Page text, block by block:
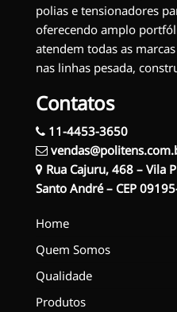
polias e tensionadores
oferecendo amplo
atendem todas as
nas linhas pesada,
Contatos
11-4453-3650
Rua Cajuru, 468 – Vila
Santo André – CEP
Home
Quem Somos
Qualidade
Produtos